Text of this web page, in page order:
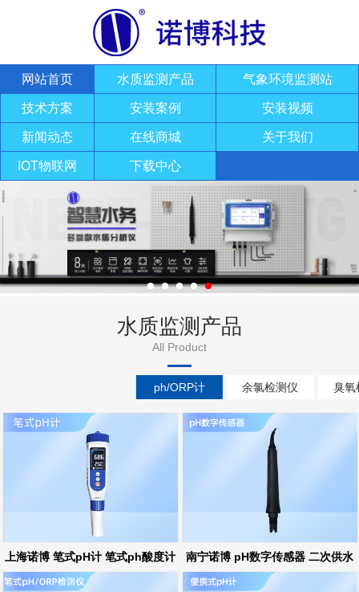
网站首页 水质监测产品 气象环境监测站
技术方案 安装案例 安装视频
新闻动态 在线商城 关于我们
IOT物联网 下载中心
水质监测产品
All Product
ph/ORP计 余氯检测仪 臭氧
上海诺博 笔式pH计 笔式ph酸度计 南宁诺博 pH数字传感器 二次供水
ph在线监测